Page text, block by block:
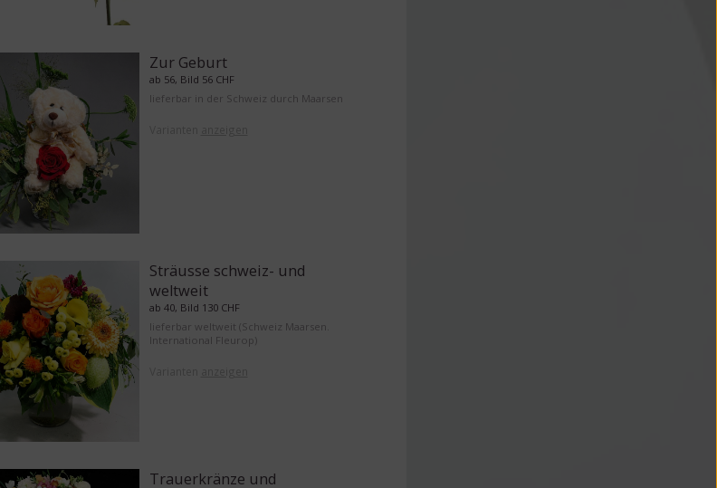
Zur Geburt
ab 56, Bild 56 CHF
lieferbar in der Schweiz durch Maarsen
Sträusse schweiz- und
weltweit
ab 40, Bild 130 CHF
lieferbar weltweit (Schweiz Maarsen.
International Fleurop)
Trauerkränze und